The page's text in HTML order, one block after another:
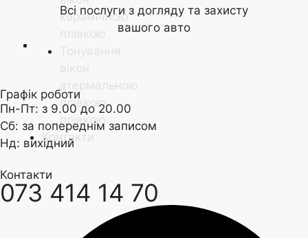
керамічною
плівкою
Тонування
вікон
атермальною
плівкою
плівкою
Контакти
Всі послуги з догляду та захисту
вашого авто
Графік роботи
Пн-Пт: з 9.00 до 20.00
Сб: за попереднім записом
Нд: вихідний
Контакти
073 414 14 70